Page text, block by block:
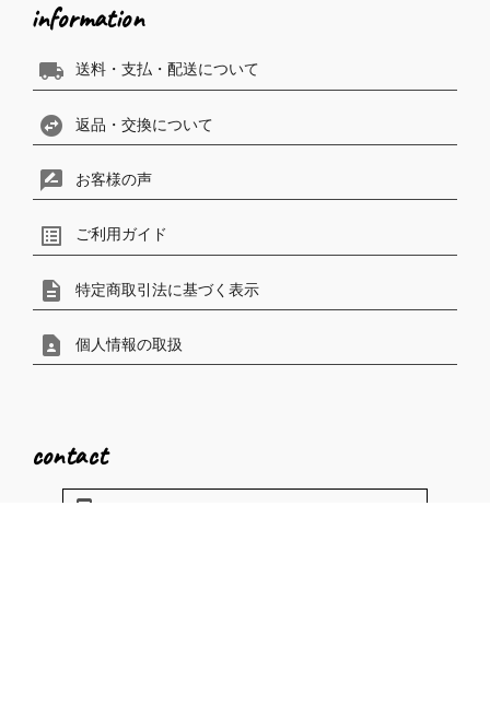
information
local_shipping 送料・支払・配送について
swap_horizontal_circle 返品・交換について
rate_review お客様の声
list_alt ご利用ガイド
description 特定商取引法に基づく表示
contact_page 個人情報の取扱
contact
phonelink_ring